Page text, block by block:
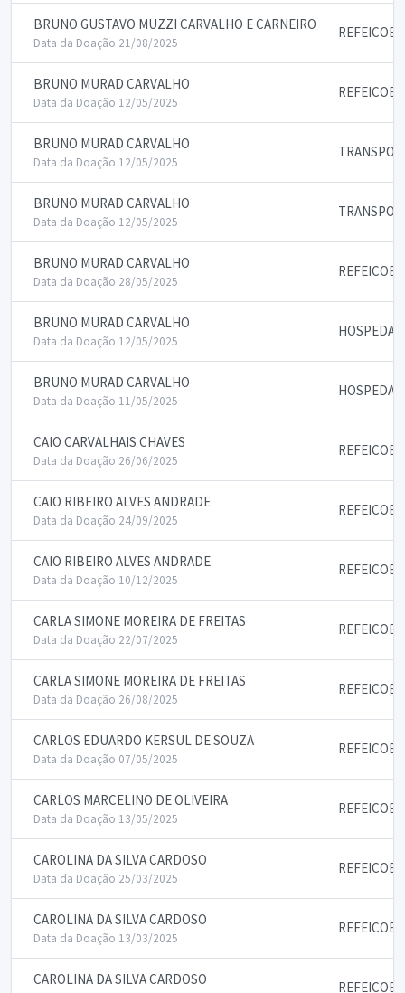
BRUNO GUSTAVO MUZZI CARVALHO E CARNEIRO
Data da Doação 21/08/2025
REFEICOES
BRUNO MURAD CARVALHO
Data da Doação 12/05/2025
REFEICOES
BRUNO MURAD CARVALHO
Data da Doação 12/05/2025
BRUNO MURAD CARVALHO
Data da Doação 12/05/2025
BRUNO MURAD CARVALHO
Data da Doação 28/05/2025
REFEICOES
BRUNO MURAD CARVALHO
Data da Doação 12/05/2025
BRUNO MURAD CARVALHO
Data da Doação 11/05/2025
CAIO CARVALHAIS CHAVES
Data da Doação 26/06/2025
REFEICOES
CAIO RIBEIRO ALVES ANDRADE
Data da Doação 24/09/2025
REFEICOES
CAIO RIBEIRO ALVES ANDRADE
Data da Doação 10/12/2025
REFEICOES
CARLA SIMONE MOREIRA DE FREITAS
Data da Doação 22/07/2025
REFEICOES
CARLA SIMONE MOREIRA DE FREITAS
Data da Doação 26/08/2025
REFEICOES
CARLOS EDUARDO KERSUL DE SOUZA
Data da Doação 07/05/2025
REFEICOES
CARLOS MARCELINO DE OLIVEIRA
Data da Doação 13/05/2025
REFEICOES
CAROLINA DA SILVA CARDOSO
Data da Doação 25/03/2025
REFEICOES
CAROLINA DA SILVA CARDOSO
Data da Doação 13/03/2025
REFEICOES
CAROLINA DA SILVA CARDOSO REFEICOES